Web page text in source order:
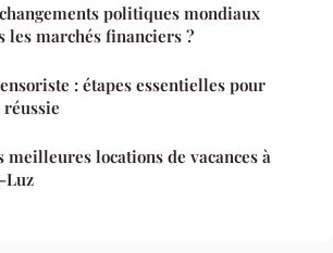
politiques mondiaux
marchés financiers ?
: étapes essentielles pour
meilleures locations de vacances à
Luz